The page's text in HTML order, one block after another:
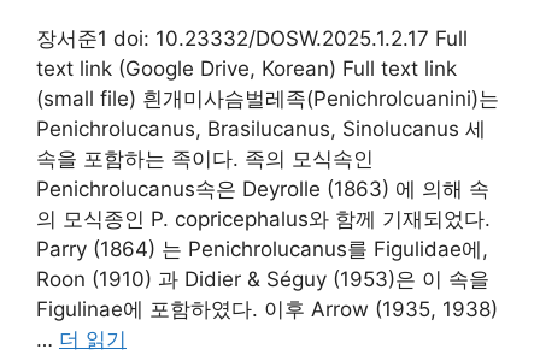
장서준1 doi: 10.23332/DOSW.2025.1.2.17 Full
text link (Google Drive, Korean) Full text link
(small file) 흰개미사슴벌레족(Penichrolcuanini)는
Penichrolucanus, Brasilucanus, Sinolucanus 세
속을 포함하는 족이다. 족의 모식속인
Penichrolucanus속은 Deyrolle (1863) 에 의해 속
의 모식종인 P. copricephalus와 함께 기재되었다.
Parry (1864) 는 Penichrolucanus를 Figulidae에,
Roon (1910) 과 Didier & Séguy (1953)은 이 속을
Figulinae에 포함하였다. 이후 Arrow (1935, 1938)
… 더 읽기